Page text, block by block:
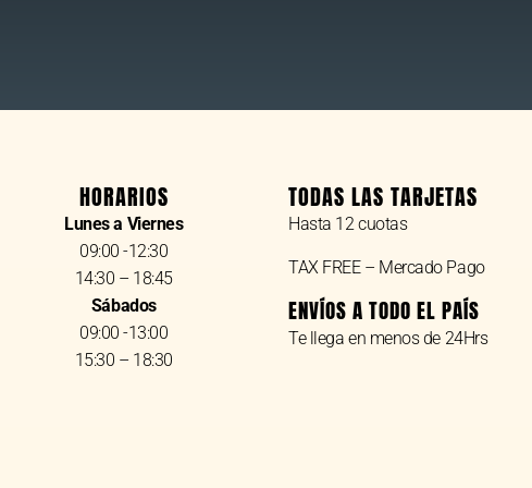
HORARIOS
Lunes a Viernes
09:00 -12:30
14:30 – 18:45
Sábados
09:00 -13:00
15:30 – 18:30
TODAS LAS TARJETAS
Hasta 12 cuotas
TAX FREE – Mercado Pago
ENVÍOS A TODO EL PAÍS
Te llega en menos de 24Hrs